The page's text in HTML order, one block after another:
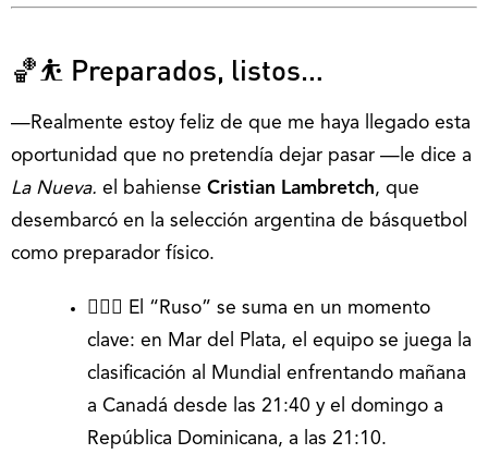
🏀⛹ Preparados, listos…
—Realmente estoy feliz de que me haya llegado esta
oportunidad que no pretendía dejar pasar —le dice a
La Nueva. el bahiense Cristian Lambretch, que
desembarcó en la selección argentina de básquetbol
como preparador físico.
🙋🏼‍♂️ El “Ruso” se suma en un momento
clave: en Mar del Plata, el equipo se juega la
clasificación al Mundial enfrentando mañana
a Canadá desde las 21:40 y el domingo a
República Dominicana, a las 21:10.